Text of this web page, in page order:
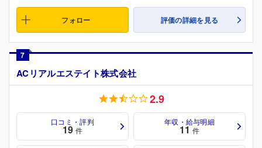
フォロー 評価の詳細を見る
7
ACリアルエステイト株式会社
2.9
口コミ・評判
19 件
年収・給与明細
11 件